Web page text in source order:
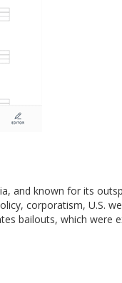
and known for its
corporatism, U.S.
bailouts, which were